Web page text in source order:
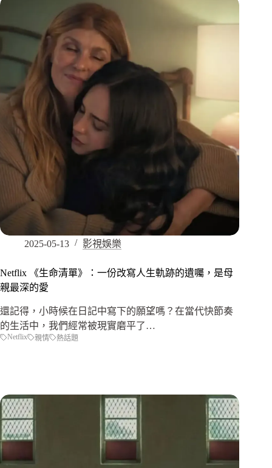
2025-05-13 影視娛樂
Netflix 《生命清單》：一份改寫人生軌跡的遺囑，是母
親最深的愛
還記得，小時候在日記中寫下的願望嗎？在當代快節奏
的生活中，我們經常被現實磨平了…
Netflix 親情 熱話題